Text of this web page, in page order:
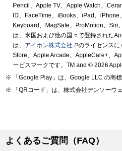
Pencil、Apple TV、Apple Watch、
ID、FaceTime、iBooks、iPad、
Keyboard、MagSafe、ProMotion、Siri
は、米国および他の国々で登録された
は、 アイホン株式会社
のライセンス
Store、Apple Arcade、AppleCare+、
ービスマークです。TM and © 2026
「Google Play」は、Google LLC の商
「QRコード」は、株式会社デンソーウ
よくあるご質問（FAQ）